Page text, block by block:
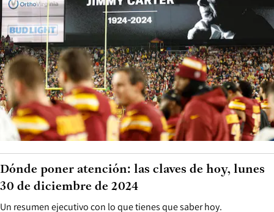
Un resumen ejecutivo con lo que tienes que saber hoy.
Dónde poner atención: las claves de hoy, lunes
30 de diciembre de 2024